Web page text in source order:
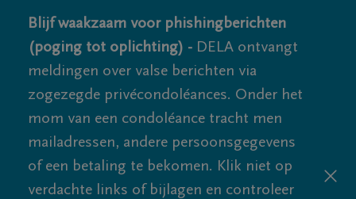
Blijf waakzaam voor phishingberichten
(poging tot oplichting) - DELA ontvangt
meldingen over valse berichten via
zogezegde privécondoléances. Onder het
mom van een condoléance tracht men
mailadressen, andere persoonsgegevens
of een betaling te bekomen. Klik niet op
verdachte links of bijlagen en controleer